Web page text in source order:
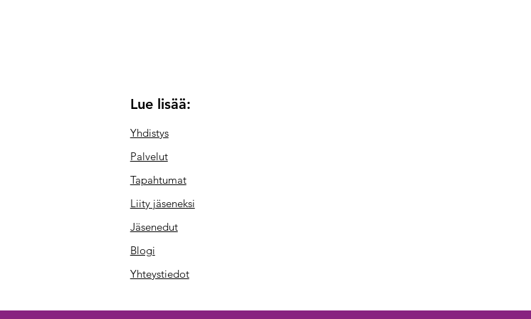
Lue lisää:
Yhdistys
Palvelut
Tapahtumat
Liity jäseneksi
Jäsenedut
Blogi
Yhteystiedot